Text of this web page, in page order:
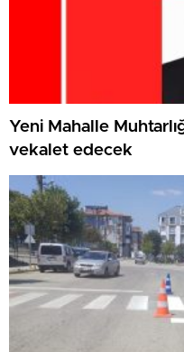
Yeni Mahalle
vekalet edecek